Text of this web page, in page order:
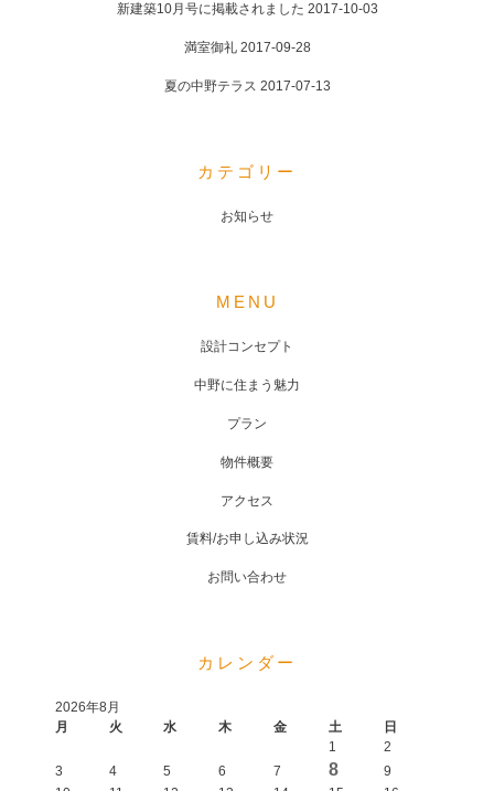
新建築10月号に掲載されました 2017-10-03
満室御礼 2017-09-28
夏の中野テラス 2017-07-13
カテゴリー
お知らせ
MENU
設計コンセプト
中野に住まう魅力
プラン
物件概要
アクセス
賃料/お申し込み状況
お問い合わせ
カレンダー
2026年8月
月
火 水 木 金 土
日
1
2
3
4 5 6 7 8
9